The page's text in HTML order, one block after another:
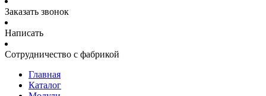
Заказать звонок
Написать
Сотрудничество с фабрикой
Главная
Каталог